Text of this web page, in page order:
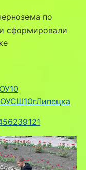
по
сформировали